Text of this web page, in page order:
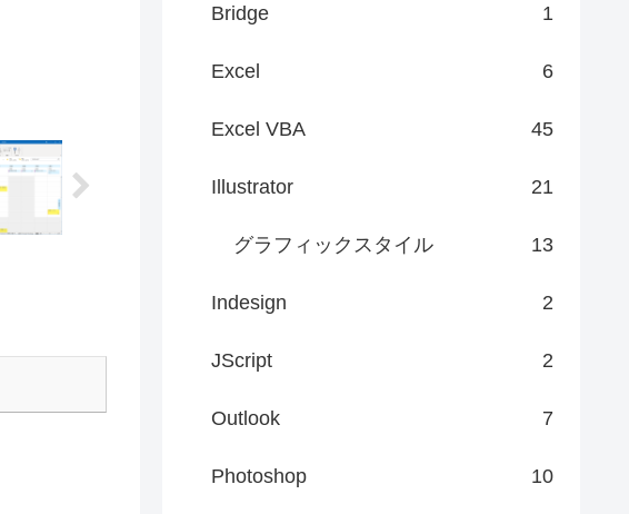
Bridge 1
Excel 6
Excel VBA 45
Illustrator 21
グラフィックスタイル 13
Indesign 2
JScript 2
Outlook 7
Photoshop 10